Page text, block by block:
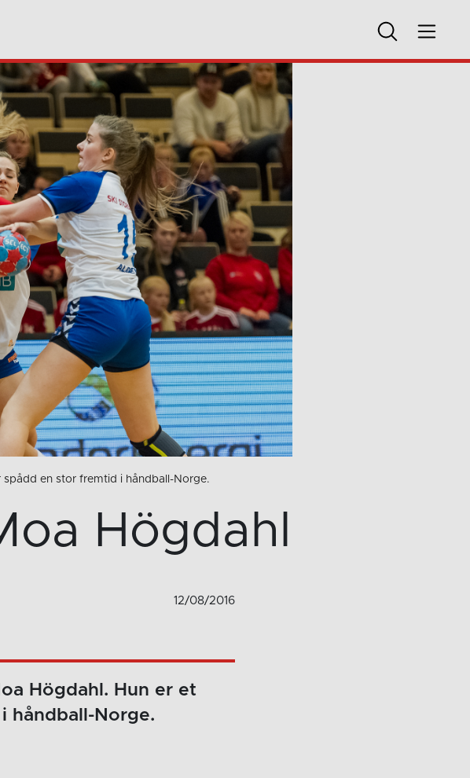
en stor fremtid i håndball-Norge.
Högdahl
12/08/2016
Högdahl. Hun er et
håndball-Norge.